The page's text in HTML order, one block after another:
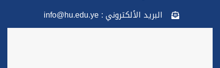
البريد الألكتروني : info@hu.edu.ye